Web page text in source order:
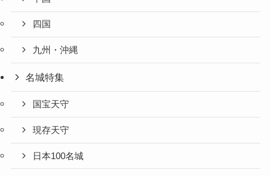
四国
九州・沖縄
名城特集
国宝天守
現存天守
日本100名城